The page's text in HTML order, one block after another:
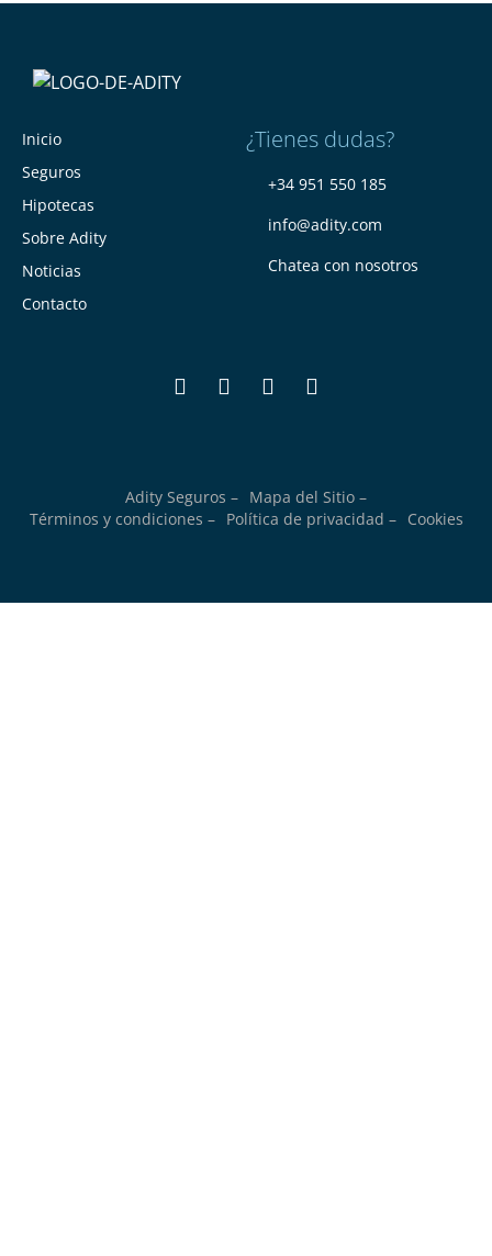
Inicio
Seguros
Hipotecas
Sobre Adity
Noticias
Contacto
¿Tienes dudas?
+34 951 550 185
info@adity.com
Chatea con nosotros
Adity Seguros – Mapa del Sitio –
Términos y condiciones –
Política de privacidad – Cookies